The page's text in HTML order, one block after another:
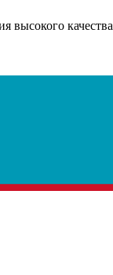
высокого качества